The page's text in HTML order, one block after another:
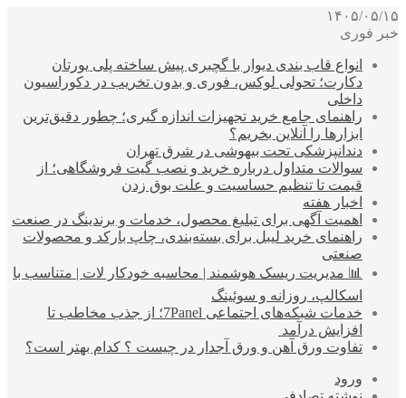
۱۴۰۵/۰۵/۱۵
خبر فوری
انواع قاب بندی دیوار با گچبری پیش ساخته پلی یورتان
دکارت؛ تحولی لوکس، فوری و بدون تخریب در دکوراسیون
داخلی
راهنمای جامع خرید تجهیزات اندازه گیری؛ چطور دقیق‌ترین
ابزارها را آنلاین بخریم؟
دندانپزشکی تحت بیهوشی در شرق تهران
سوالات متداول درباره خرید و نصب گیت فروشگاهی؛ از
قیمت تا تنظیم حساسیت و علت بوق زدن
اخبار هفته
اهمیت آگهی برای تبلیغ محصول، خدمات و برندینگ در صنعت
راهنمای خرید لیبل برای بسته‌بندی، چاپ بارکد و محصولات
صنعتی
📊 مدیریت ریسک هوشمند | محاسبه خودکار لات | متناسب با
اسکالپ، روزانه و سوئینگ
خدمات شبکه‌های اجتماعی 7Panel؛ از جذب مخاطب تا
افزایش درآمد
تفاوت ورق آهن و ورق آجدار در چیست ؟ کدام بهتر است؟
ورود